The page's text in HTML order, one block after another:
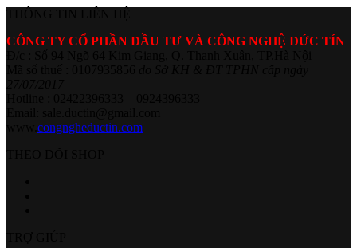
CÔNG TY CỔ PHẦN ĐẦU TƯ VÀ CÔNG NGHỆ ĐỨC TÍN
congngheductin.com